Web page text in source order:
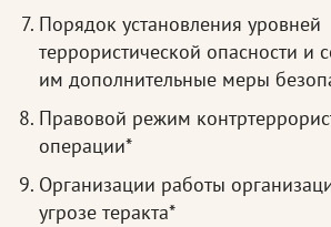
Порядок установления уровней
террористической опасности и
им дополнительные меры
Правовой режим
операции*
Организации работы
угрозе теракта*